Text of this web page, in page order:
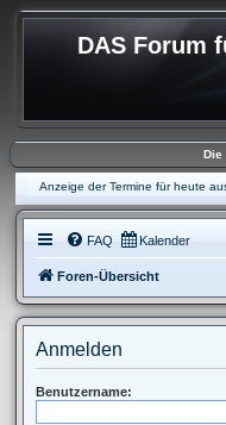
DAS Forum
Die
Anzeige der Termine für heute
FAQ Kalender
Foren-Übersicht
Anmelden
Benutzername: